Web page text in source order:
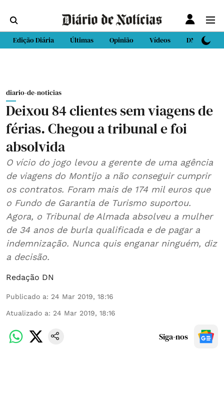
Edição Diária Últimas Opinião Vídeos DN Sport
diario-de-noticias
Deixou 84 clientes sem viagens de
férias. Chegou a tribunal e foi
absolvida
O vício do jogo levou a gerente de uma agência
de viagens do Montijo a não conseguir cumprir
os contratos. Foram mais de 174 mil euros que
o Fundo de Garantia de Turismo suportou.
Agora, o Tribunal de Almada absolveu a mulher
de 34 anos de burla qualificada e de pagar a
indemnização. Nunca quis enganar ninguém, diz
a decisão.
Redação DN
Publicado a: 24 Mar 2019, 18:16
Atualizado a: 24 Mar 2019, 18:16
Siga-nos